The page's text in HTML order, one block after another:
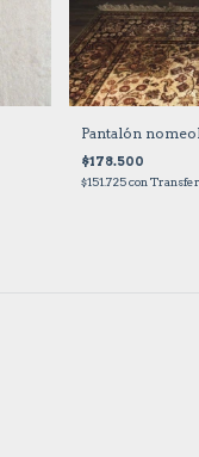
Pantalón
$178.500
$151.725con